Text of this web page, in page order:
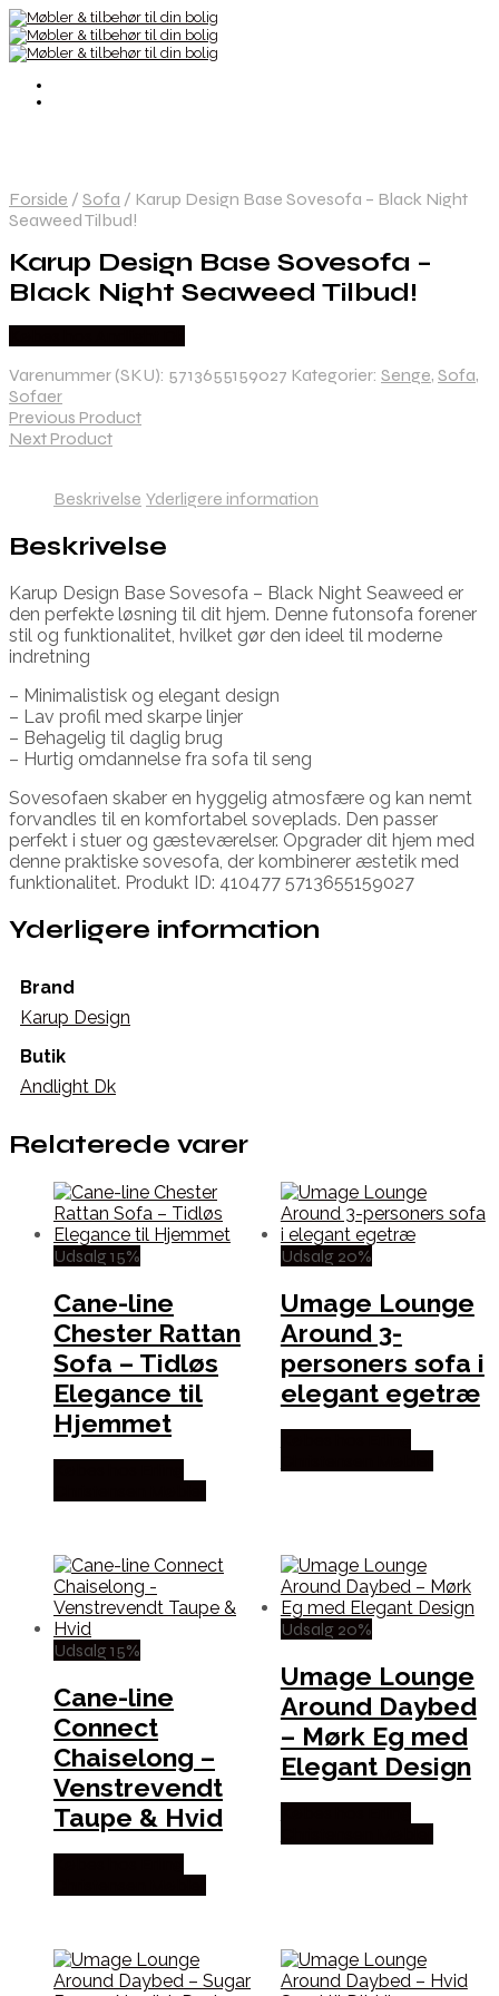
Forside / Sofa / Karup Design Base Sovesofa – Black Night
Seaweed Tilbud!
Karup Design Base Sovesofa –
Black Night Seaweed Tilbud!
Varenummer (SKU): 5713655159027 Kategorier: Senge, Sofa,
Sofaer
Previous Product
Next Product
Beskrivelse Yderligere information
Beskrivelse
Karup Design Base Sovesofa – Black Night Seaweed er
den perfekte løsning til dit hjem. Denne futonsofa forener
stil og funktionalitet, hvilket gør den ideel til moderne
indretning
– Minimalistisk og elegant design
– Lav profil med skarpe linjer
– Behagelig til daglig brug
– Hurtig omdannelse fra sofa til seng
Sovesofaen skaber en hyggelig atmosfære og kan nemt
forvandles til en komfortabel soveplads. Den passer
perfekt i stuer og gæsteværelser. Opgrader dit hjem med
denne praktiske sovesofa, der kombinerer æstetik med
funktionalitet. Produkt ID: 410477 5713655159027
Yderligere information
Brand
Karup Design
Butik
Andlight Dk
Relaterede varer
Udsalg 15%
Cane-line
Chester Rattan
Sofa – Tidløs
Elegance til
Hjemmet
Udsalg 20%
Umage Lounge
Around 3-
personers sofa i
elegant egetræ
Udsalg 15%
Cane-line
Connect
Chaiselong –
Venstrevendt
Taupe & Hvid
Udsalg 20%
Umage Lounge
Around Daybed
– Mørk Eg med
Elegant Design